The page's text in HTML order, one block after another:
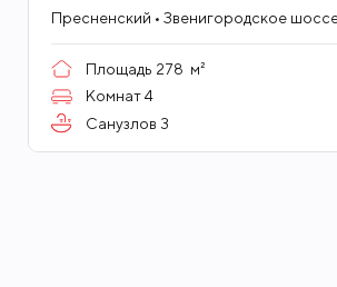
Москвы.
Квартиры продаются с
отделкой (которая предлагается
вариантах) с использованием
Пресненский • Звенигородское шоссе,
Площадь 278 м²
Комнат4
Санузлов 3